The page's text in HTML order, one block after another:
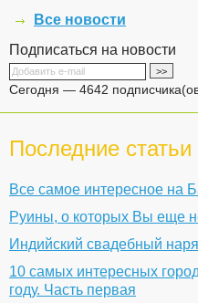
Все новости
Подписаться на новости
Сегодня — 4642
Последние статьи
Все самое интересное на
Руины, о которых Вы еще
Индийский свадебный
10 самых интересных
году. Часть первая